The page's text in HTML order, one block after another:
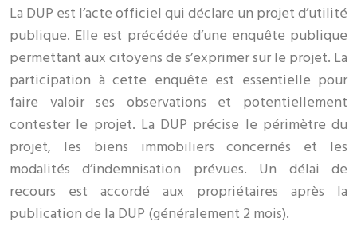
La DUP est l’acte officiel qui déclare un projet d’utilité
publique. Elle est précédée d’une enquête publique
permettant aux citoyens de s’exprimer sur le projet. La
participation à cette enquête est essentielle pour
faire valoir ses observations et potentiellement
contester le projet. La DUP précise le périmètre du
projet, les biens immobiliers concernés et les
modalités d’indemnisation prévues. Un délai de
recours est accordé aux propriétaires après la
publication de la DUP (généralement 2 mois).